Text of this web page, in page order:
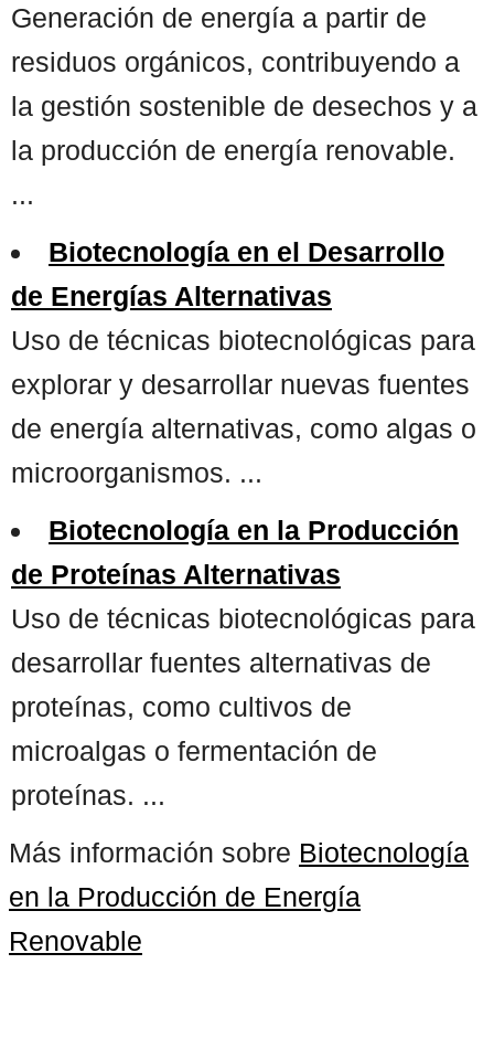
Generación de energía a partir de
residuos orgánicos, contribuyendo a
la gestión sostenible de desechos y a
la producción de energía renovable.
...
Biotecnología en el Desarrollo
de Energías Alternativas
Uso de técnicas biotecnológicas para
explorar y desarrollar nuevas fuentes
de energía alternativas, como algas o
microorganismos. ...
Biotecnología en la Producción
de Proteínas Alternativas
Uso de técnicas biotecnológicas para
desarrollar fuentes alternativas de
proteínas, como cultivos de
microalgas o fermentación de
proteínas. ...
Más información sobre Biotecnología
en la Producción de Energía
Renovable